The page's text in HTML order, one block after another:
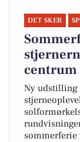
DET SKER
centrum
Ny udstilling
sommerferie